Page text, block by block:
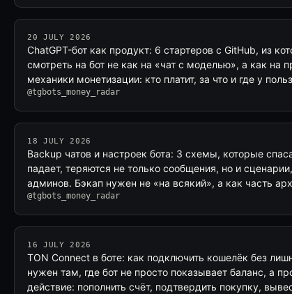
20 JULY 2026
ChatGPT-бот как продукт: 6 стартеров с GitHub, из
смотреть на бот не как на «чат с моделью», а как на
механики монетизации: кто платит, за что и где у
@tgbots_money_radar
18 JULY 2026
Backup чатов и настроек бота: 3 схемы, которые
падает, теряются не только сообщения, но и
админов. Бэкап нужен не «на всякий», а как часть
@tgbots_money_radar
16 JULY 2026
TON Connect в боте: как подключить кошелёк без
нужен там, где бот не просто показывает баланс, а
действие: пополнить счёт, подтвердить покупку,